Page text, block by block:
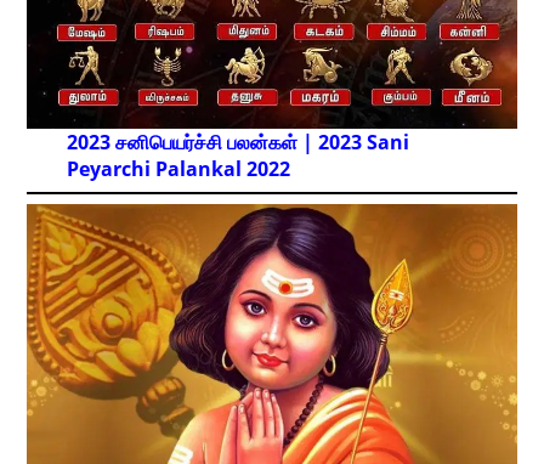
2023 சனிபெயர்ச்சி பலன்கள் | 2023 Sani
Peyarchi Palankal 2022